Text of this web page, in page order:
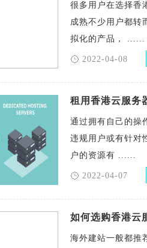
很多用户在选择香
成熟不少用户都转
拟化的产品， ......
2022-04-08
租用香港云服务
通过拥有自己的操
违规用户或有针对
户的资源有 ......
2022-04-07
如何选购香港云
海外建站一般都推